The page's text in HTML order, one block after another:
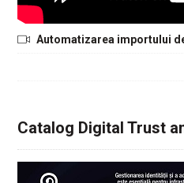
Automatizarea importului
Catalog Digital Trust